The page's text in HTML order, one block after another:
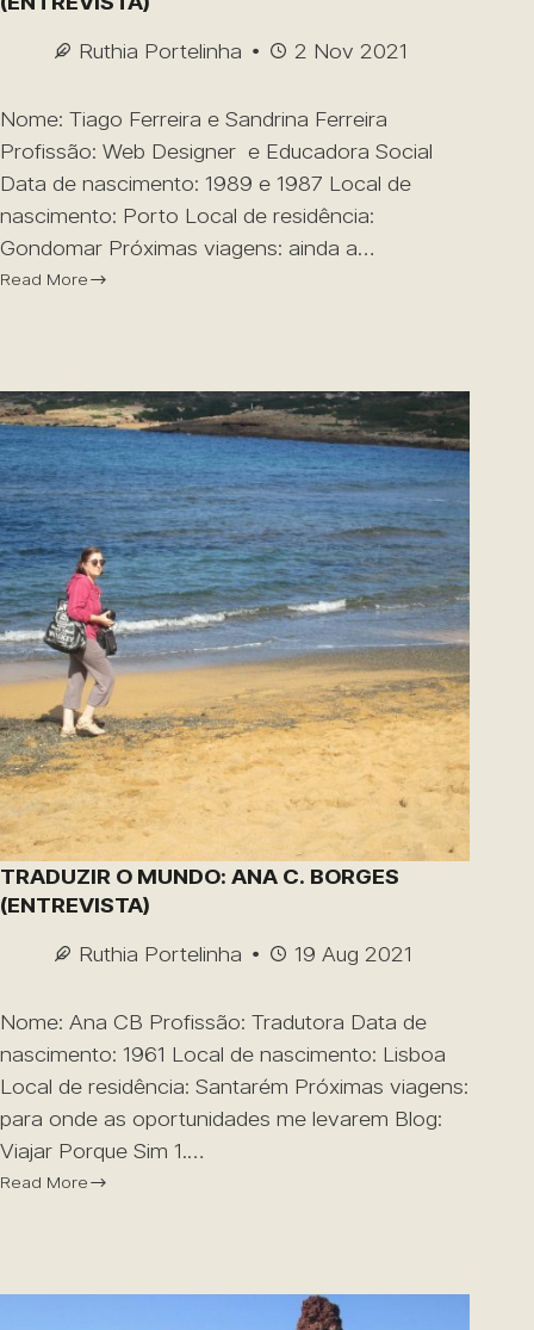
Ruthia Portelinha
2 Nov 2021
Nome: Tiago Ferreira e Sandrina Ferreira
Profissão: Web Designer e Educadora Social
Data de nascimento: 1989 e 1987 Local de
nascimento: Porto Local de residência:
Gondomar Próximas viagens: ainda a…
Read More
TRADUZIR O MUNDO: ANA C. BORGES
(ENTREVISTA)
Ruthia Portelinha
19 Aug 2021
Nome: Ana CB Profissão: Tradutora Data de
nascimento: 1961 Local de nascimento: Lisboa
Local de residência: Santarém Próximas viagens:
para onde as oportunidades me levarem Blog:
Viajar Porque Sim 1.…
Read More